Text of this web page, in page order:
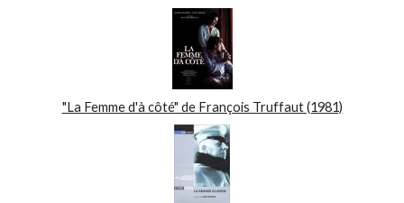
"La Femme d'à côté" de François Truffaut (1981)